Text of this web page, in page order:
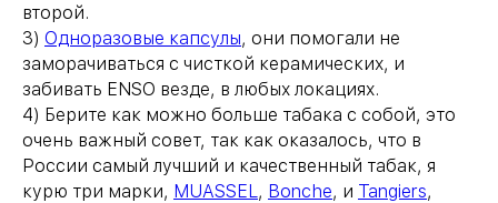
второй.
3) Одноразовые капсулы, они помогали не
заморачиваться с чисткой керамических, и
забивать ENSO везде, в любых локациях.
4) Берите как можно больше табака с собой, это
очень важный совет, так как оказалось, что в
России самый лучший и качественный табак, я
курю три марки, MUASSEL, Bonche, и Tangiers,